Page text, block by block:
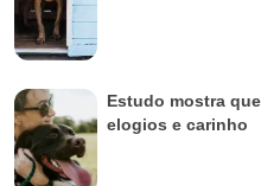
Estudo mostra
elogios e carinho